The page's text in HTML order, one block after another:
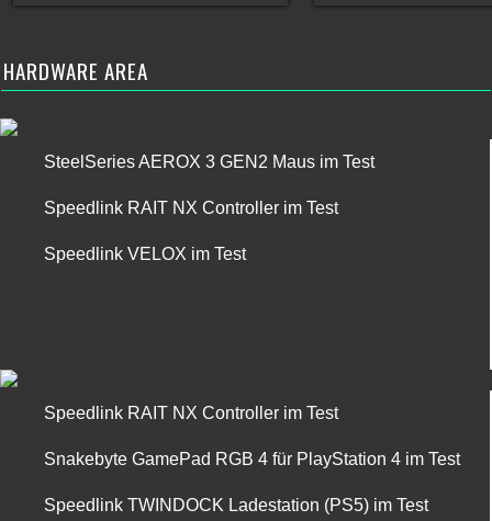
HARDWARE AREA
SteelSeries AEROX 3 GEN2 Maus im Test
Speedlink RAIT NX Controller im Test
Speedlink VELOX im Test
Speedlink RAIT NX Controller im Test
Snakebyte GamePad RGB 4 für PlayStation 4 im Test
Speedlink TWINDOCK Ladestation (PS5) im Test